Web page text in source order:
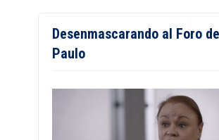
Desenmascarando al Foro
Paulo